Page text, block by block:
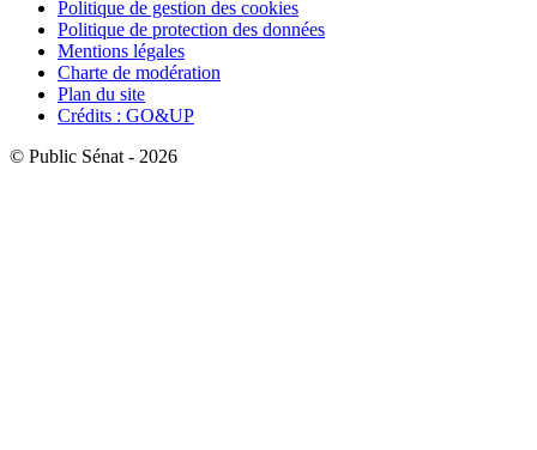
Politique de gestion des cookies
Politique de protection des données
Mentions légales
Charte de modération
Plan du site
Crédits : GO&UP
© Public Sénat - 2026